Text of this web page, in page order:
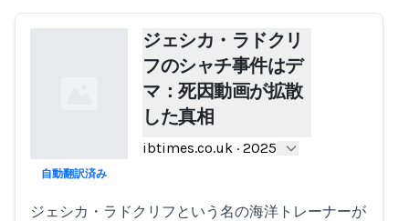
ジェシカ・ラドクリ
フのシャチ事件はデ
マ：死因動画が拡散
した真相
ibtimes.co.uk · 2025
自動翻訳済み
ジェシカ・ラドクリフという名の海洋トレーナーが